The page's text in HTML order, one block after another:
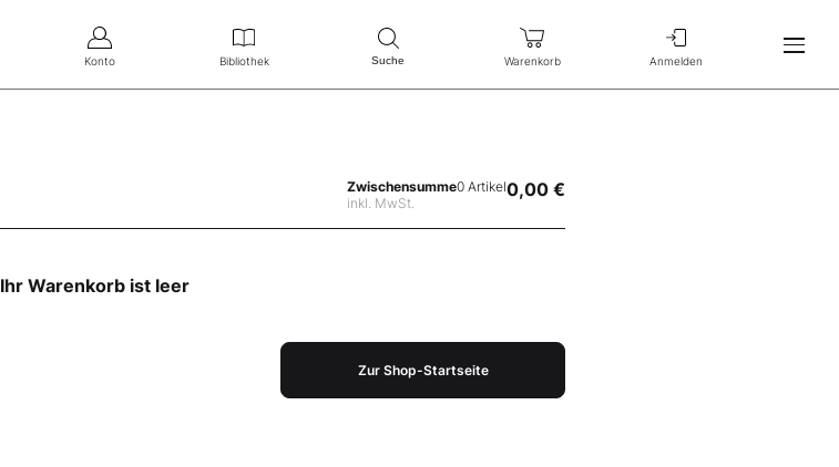
Konto Bibliothek Suche Warenkorb Anmelden
Zwischensumme
inkl. MwSt.
0 Artikel0,00 €
Ihr Warenkorb ist leer
Zur Shop-Startseite